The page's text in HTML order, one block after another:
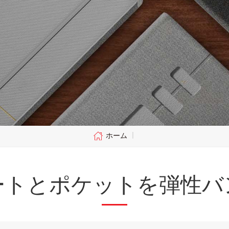
ホーム |
トとポケットを弾性